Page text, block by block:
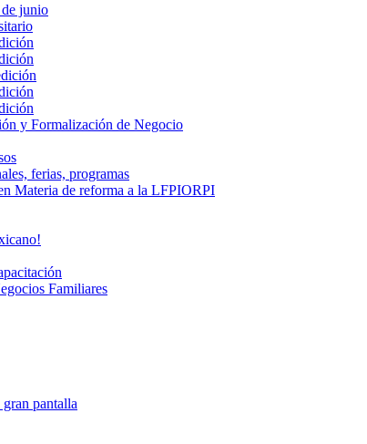
junio
y Formalización de Negocio
ferias, programas
Materia de reforma a la LFPIORPI
Familiares
pantalla